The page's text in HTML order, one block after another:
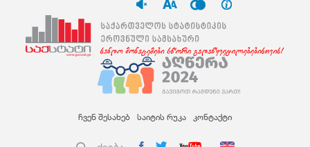
ჩვენ შესახებ საიტის რუკა კონტაქტი